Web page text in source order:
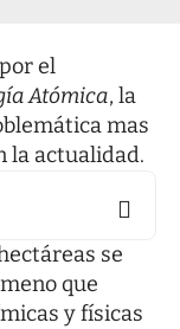
el
Atómica, la
mas
la actualidad.
se
que
y físicas